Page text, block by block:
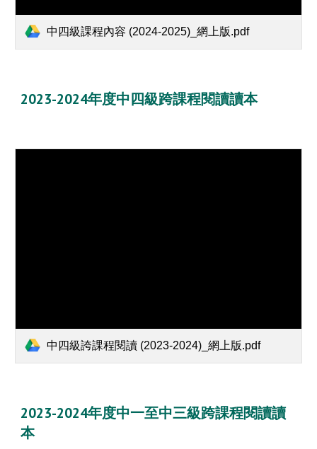
中四級課程內容 (2024-2025)_網上版.pdf
2023-2024年度中四級跨課程閱讀讀本
中四級誇課程閱讀 (2023-2024)_網上版.pdf
2023-2024年度中一至中三級跨課程閱讀讀
本